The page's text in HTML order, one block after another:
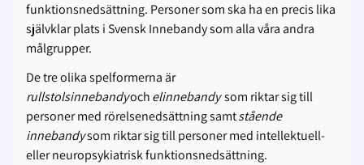
funktionsnedsättning. Personer som ska ha en precis lika
självklar plats i Svensk Innebandy som alla våra andra
målgrupper.
De tre olika spelformerna är
rullstolsinnebandyochelinnebandysom riktar sig till
personer med rörelsenedsättning samtstående
innebandysom riktar sig till personer med intellektuell-
eller neuropsykiatrisk funktionsnedsättning.